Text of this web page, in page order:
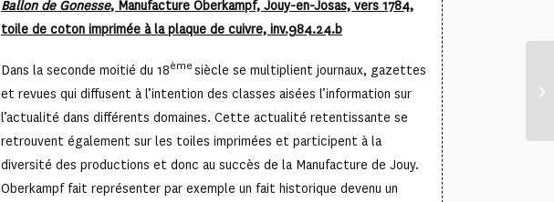
Ballon de Gonesse, Manufacture Oberkampf, Jouy-en-Josas, vers 1784,
toile de coton imprimée à la plaque de cuivre, inv.984.24.b
Dans la seconde moitié du 18èmesiècle se multiplient journaux, gazettes
et revues qui diffusent à l’intention des classes aisées l’information sur
l’actualité dans différents domaines. Cette actualité retentissante se
retrouvent également sur les toiles imprimées et participent à la
diversité des productions et donc au succès de la Manufacture de Jouy.
Oberkampf fait représenter par exemple un fait historique devenu un